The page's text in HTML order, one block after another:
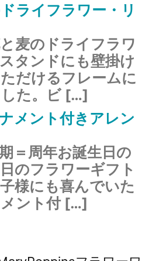
ライフラワー・リ
麦のドライフラワ
タンドにも壁掛け
だけるフレームに
た。ビ […]
メント付きアレン
＝周年お誕生日の
のフラワーギフト
様にも喜んでいた
ント付 […]